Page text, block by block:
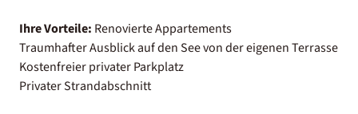
Ihre Vorteile: Renovierte Appartements
Traumhafter Ausblick auf den See von der eigenen Terrasse
Kostenfreier privater Parkplatz
Privater Strandabschnitt